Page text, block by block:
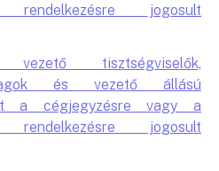
jogosult
tisztségviselők,
tagok és vezető állású
a cégjegyzésre vagy a
jogosult